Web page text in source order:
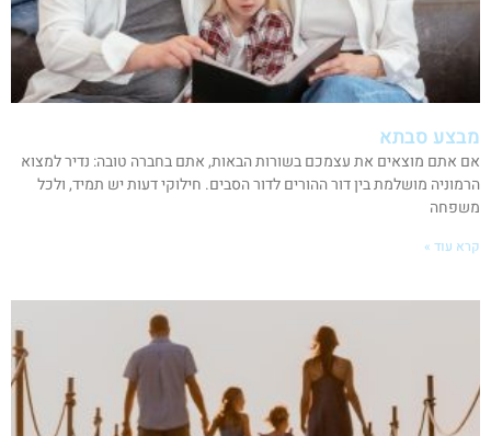
מבצע סבתא
אם אתם מוצאים את עצמכם בשורות הבאות, אתם בחברה טובה: נדיר למצוא
הרמוניה מושלמת בין דור ההורים לדור הסבים. חילוקי דעות יש תמיד, ולכל
משפחה
קרא עוד »